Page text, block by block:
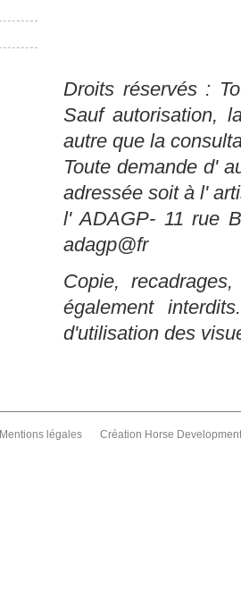
Droits réservés :
Sauf autorisation,
autre que la
Toute demande d'
adressée soit à l'
l' ADAGP- 11 rue
adagp@fr
Copie,
également
d'utilisation des
Mentions légales Création Horse Development